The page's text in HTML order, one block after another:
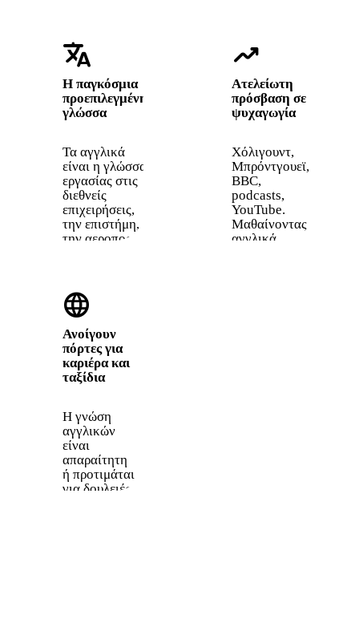
translate
Η παγκόσμια
προεπιλεγμένη
γλώσσα
Τα αγγλικά
είναι η γλώσσα
εργασίας στις
διεθνείς
επιχειρήσεις,
την επιστήμη,
την αεροπορία
60% όλου του
περιεχομένου
στο web είναι
στα αγγλικά.
trending_up
Ατελείωτη
πρόσβαση σε
ψυχαγωγία
Χόλιγουντ,
Μπρόντγουεϊ,
BBC,
podcasts,
YouTube.
Μαθαίνοντας
αγγλικά,
language
Ανοίγουν
πόρτες για
καριέρα και
ταξίδια
Η γνώση
αγγλικών
είναι
απαραίτητη
ή προτιμάται
για δουλειές